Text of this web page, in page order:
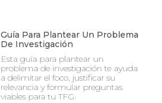
Guía Para Plantear Un Problema
De Investigación
Esta guía para plantear un
problema de investigación te ayuda
a delimitar el foco, justificar su
relevancia y formular preguntas
viables para tu TFG.